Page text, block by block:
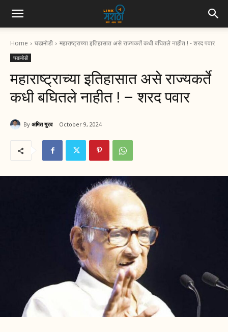
Home घडामोडी महाराष्ट्राच्या इतिहासात असे राज्यकर्ते कधी बघितले नाहीत ! - शरद पवार
घडामोडी
महाराष्ट्राच्या इतिहासात असे राज्यकर्ते
कधी बघितले नाहीत ! – शरद पवार
By अमित गुरव October 9, 2024